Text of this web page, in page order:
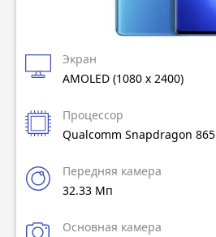
Экран
AMOLED (1080 x 2400)
Процессор
Qualcomm Snapdragon 865
Передняя камера
32.33 Мп
Основная камера